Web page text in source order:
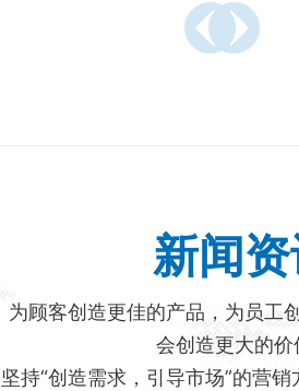
新闻
为顾客创造更佳的产品，为员工
会创造更大的价
坚持“创造需求，引导市场”的营